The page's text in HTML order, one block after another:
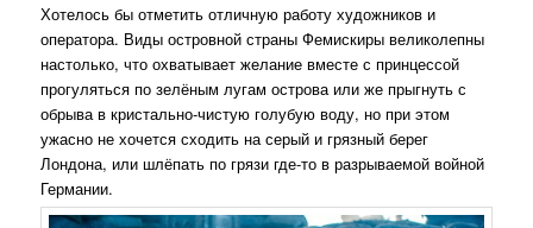
Хотелось бы отметить отличную работу художников и
оператора. Виды островной страны Фемискиры великолепны
настолько, что охватывает желание вместе с принцессой
прогуляться по зелёным лугам острова или же прыгнуть с
обрыва в кристально-чистую голубую воду, но при этом
ужасно не хочется сходить на серый и грязный берег
Лондона, или шлёпать по грязи где-то в разрываемой войной
Германии.